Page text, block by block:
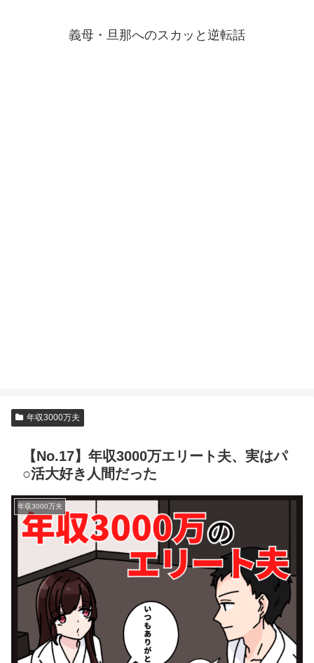
義母・旦那へのスカッと逆転話
年収3000万夫
【No.17】年収3000万エリート夫、実はパ
○活大好き人間だった
年収3000万夫